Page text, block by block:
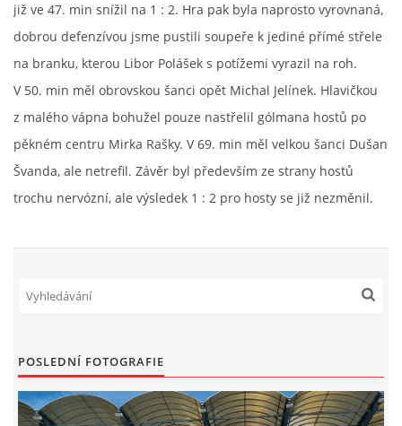
FKD, z.s.
Drnovice 704
68304 Drnovice
ičo 27005305
č.ú. 3227086359 / 0800
sekretarfkd@centrum.cz
© 2026 eStránky.cz |RSS
již ve 47. min snížil na 1 : 2. Hra pak byla naprosto vyrovnaná,
dobrou defenzívou jsme pustili soupeře k jediné přímé střele
na branku, kterou Libor Polášek s potížemi vyrazil na roh.
V 50. min měl obrovskou šanci opět Michal Jelínek. Hlavičkou
z malého vápna bohužel pouze nastřelil gólmana hostů po
pěkném centru Mirka Rašky. V 69. min měl velkou šanci Dušan
Švanda, ale netrefil. Závěr byl především ze strany hostů
trochu nervózní, ale výsledek 1 : 2 pro hosty se již nezměnil.
POSLEDNÍ FOTOGRAFIE